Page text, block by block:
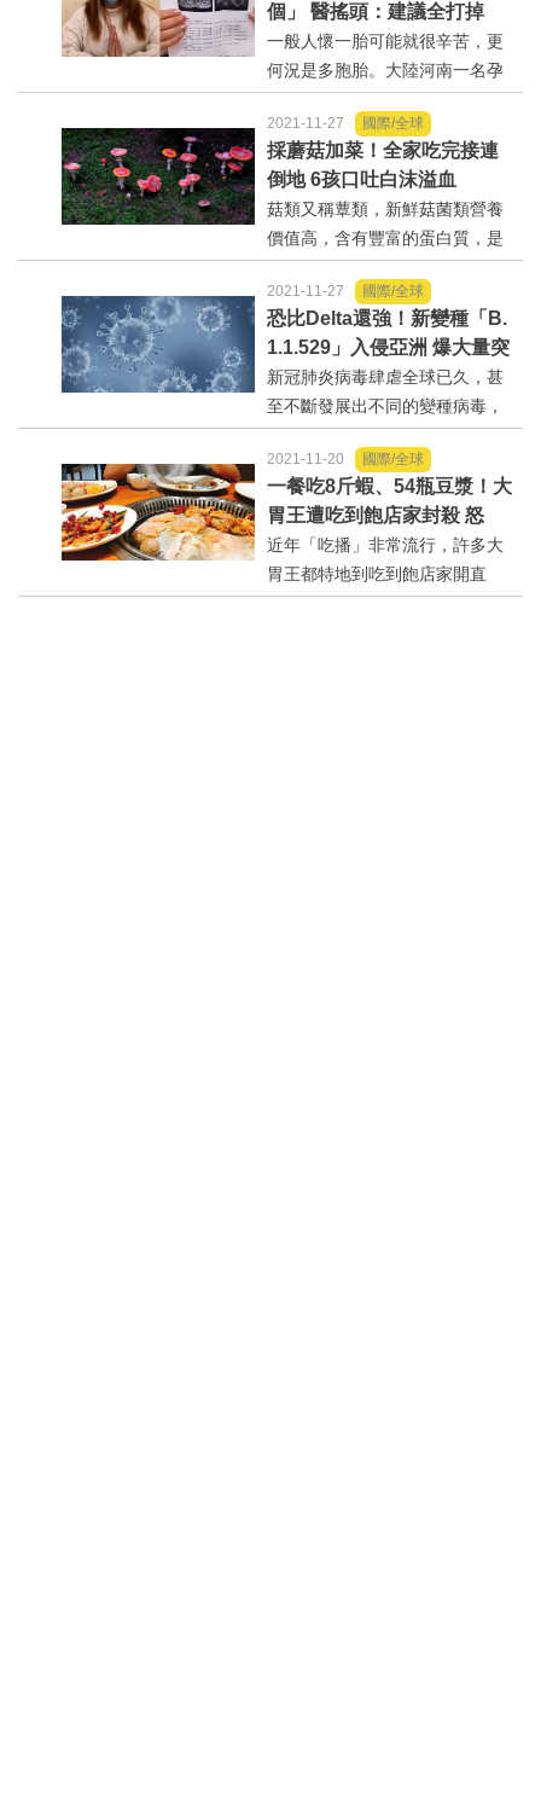
定」的字句，但岸田未將此字...
個」 醫搖頭：建議全打掉
一般人懷一胎可能就很辛苦，更
何況是多胞胎。大陸河南一名孕
婦日前照超音波，發現自己懷了8
胞胎；婆婆認為，情況允許的
話，留2個就好，怕大人身體受不
了。對此，醫師表示，這是因為
不按照規範使用促排卵藥導...
2021-11-27 國際/全球
採蘑菇加菜！全家吃完接連
倒地 6孩口吐白沫溢血
菇類又稱蕈類，新鮮菇菌類營養
價值高，含有豐富的蛋白質，是
常見的料理食材，不過你知道吃
下有毒的蘑菇，可能會導致喪命
嗎？馬來西亞一名母親心喜想幫
家中加菜，卻誤採毒菇，讓家人
集體中毒，母親還目睹6位子...
2021-11-27 國際/全球
恐比Delta還強！新變種「B.
1.1.529」入侵亞洲 爆大量突
變
新冠肺炎病毒肆虐全球已久，甚
至不斷發展出不同的變種病毒，
日前有科學家發現新一種變種病
毒「B.1.1.529」，不僅攜帶了高
數量突變，而且還能逃避身體免
疫系統，因此科學家也擔心這會
造成新一波的疫情高峰。...
2021-11-20 國際/全球
一餐吃8斤蝦、54瓶豆漿！大
胃王遭吃到飽店家封殺 怒
轟：玩不起
近年「吃播」非常流行，許多大
胃王都特地到吃到飽店家開直
播，讓網友收看時能獲得療癒